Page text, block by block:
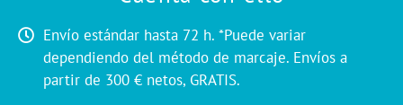
Envío estándar hasta 72 h. *Puede variar
dependiendo del método de marcaje. Envíos a
partir de 300 € netos, GRATIS.